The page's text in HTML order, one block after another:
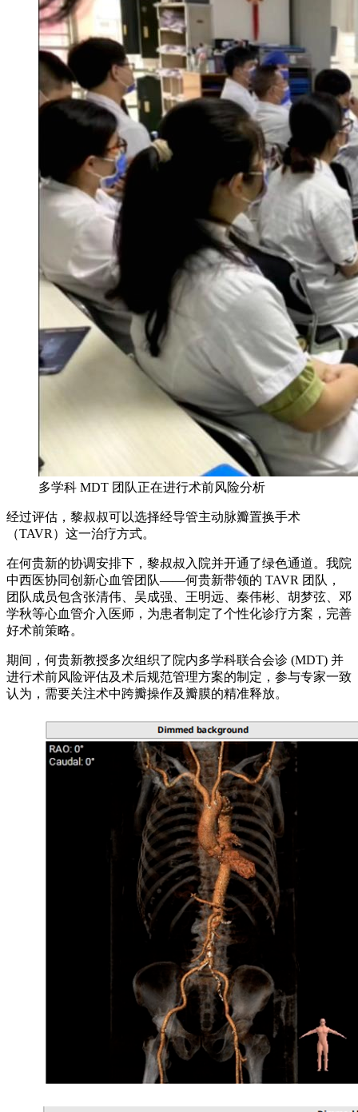
多学科 MDT 团队正在进行术前风险分析
经过评估，黎叔叔可以选择经导管主动脉瓣置换手术
（TAVR）这一治疗方式。
在何贵新的协调安排下，黎叔叔入院并开通了绿色通道。我院
中西医协同创新心血管团队——何贵新带领的 TAVR 团队，
团队成员包含张清伟、吴成强、王明远、秦伟彬、胡梦弦、邓
学秋等心血管介入医师，为患者制定了个性化诊疗方案，完善
好术前策略。
期间，何贵新教授多次组织了院内多学科联合会诊 (MDT) 并
进行术前风险评估及术后规范管理方案的制定，参与专家一致
认为，需要关注术中跨瓣操作及瓣膜的精准释放。